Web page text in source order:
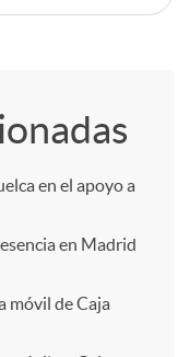
en el apoyo a
en Madrid
móvil de Caja